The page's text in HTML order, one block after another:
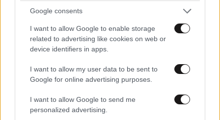
Google consents
I want to allow Google to enable storage
related to advertising like cookies on web or
device identifiers in apps.
I want to allow my user data to be sent to
Google for online advertising purposes.
I want to allow Google to send me
personalized advertising.
– Τι λένε μάρτυρες για τη 42χρονη Ολλανδή
που πνίγηκε προσπαθώντας να σώσει τη φίλη